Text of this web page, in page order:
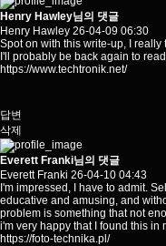
Henry Hawley님의 댓글
Henry Hawley 26-04-09 06:30
Spot on with this write-up, I
I'll probably be back again to
https://www.techtronik.net/
답변
삭제
Everett Franki님의 댓글
Everett Franki 26-04-10 04:43
I'm impressed, I have to admit.
educative and amusing, and
problem is something that not
i'm very happy that I found this in
https://foto-technika.pl/